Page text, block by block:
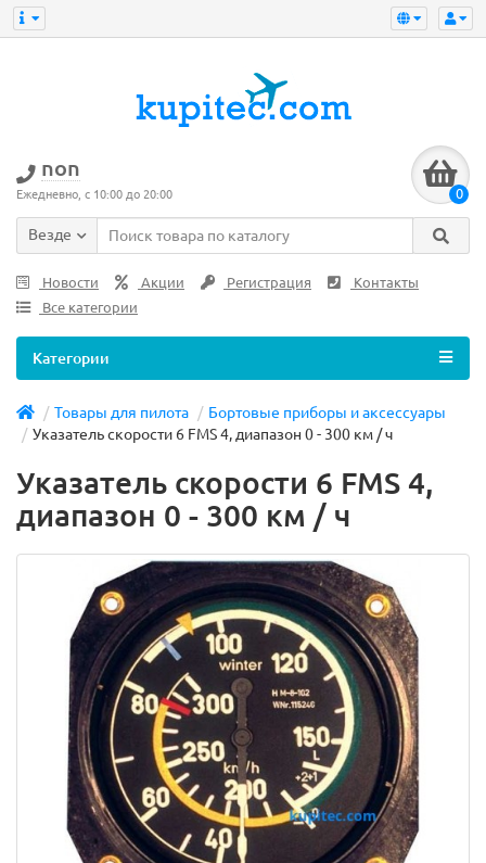
non
Ежедневно, с 10:00 до 20:00 0
Везде
Новости Акции Регистрация
Контакты
Все категории
Категории
Товары для пилота
Бортовые приборы и аксессуары
Указатель скорости 6 FMS 4, диапазон 0 - 300 км / ч
Указатель скорости 6 FMS 4,
диапазон 0 - 300 км / ч